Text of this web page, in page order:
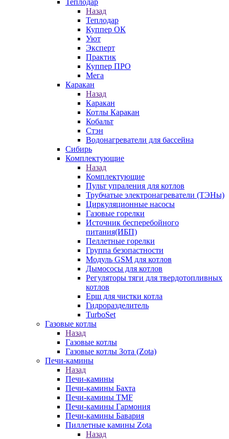
Теплодар
Назад
Теплодар
Куппер ОК
Уют
Эксперт
Практик
Куппер ПРО
Мега
Каракан
Назад
Каракан
Котлы Каракан
Кобальт
Стэн
Водонагреватели для бассейна
Сибирь
Комплектующие
Назад
Комплектующие
Пульт упраления для котлов
Трубчатые электронагреватели (ТЭНы)
Циркуляционные насосы
Газовые горелки
Источник бесперебойного
питания(ИБП)
Пеллетные горелки
Группа безопастности
Модуль GSM для котлов
Дымососы для котлов
Регуляторы тяги для твердотопливных
котлов
Ерш для чистки котла
Гидроразделитель
TurboSet
Газовые котлы
Назад
Газовые котлы
Газовые котлы Зота (Zota)
Печи-камины
Назад
Печи-камины
Печи-камины Бахта
Печи-камины TMF
Печи-камины Гармония
Печи-камины Бавария
Пиллетные камины Zota
Назад